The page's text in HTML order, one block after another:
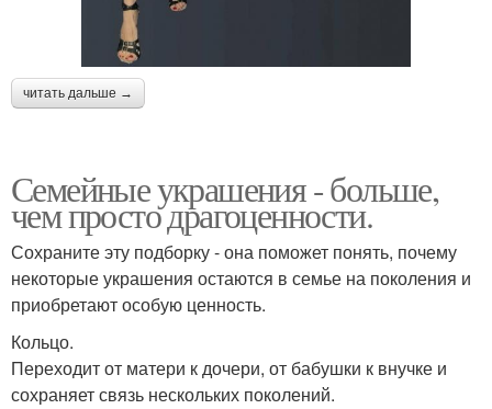
читать дальше →
Семейные украшения - больше,
чем просто драгоценности.
Сохраните эту подборку - она поможет понять, почему
некоторые украшения остаются в семье на поколения и
приобретают особую ценность.
Кольцо.
Переходит от матери к дочери, от бабушки к внучке и
сохраняет связь нескольких поколений.